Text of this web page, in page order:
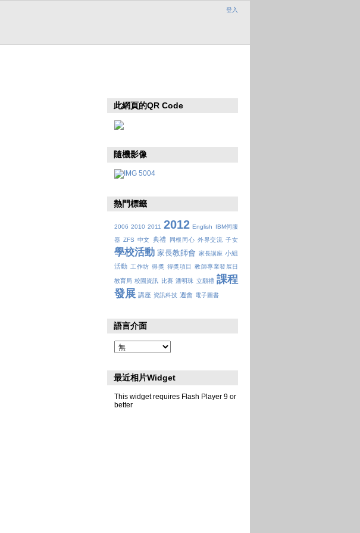
登入
此網頁的QR Code
隨機影像
熱門標籤
2006 2010 2011 2012 English
IBM伺服
器 ZFS 中文 典禮 同根同心 外界交流 子女
學校活動 家長教師會 家長講座 小組
活動 工作坊 得獎 得獎項目 教師專業發展日
教育局 校園資訊 比賽 潘明珠 立願禮 課程
發展 講座 資訊科技 週會 電子圖書
語言介面
最近相片Widget
This widget requires Flash Player 9 or
better